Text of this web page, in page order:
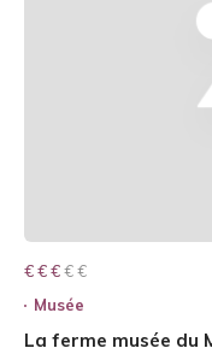
€ € € € €
€ € €
Musée
La ferme musée du